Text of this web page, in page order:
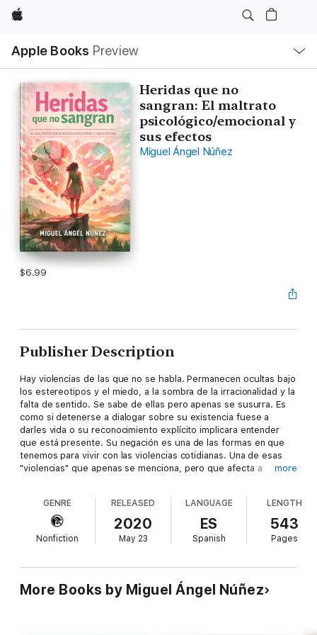
Apple
Apple Books Preview
Nav
Open
Menu
Heridas que no
sangran: El maltrato
psicológico/emocional y
sus efectos
Miguel Ángel Núñez
$6.99
Publisher Description
Hay violencias de las que no se habla. Permanecen ocultas bajo
los estereotipos y el miedo, a la sombra de la irracionalidad y la
falta de sentido. Se sabe de ellas pero apenas se susurra. Es
como si detenerse a dialogar sobre su existencia fuese a
darles vida o su reconocimiento explícito implicara entender
que está presente. Su negación es una de las formas en que
tenemos para vivir con las violencias cotidianas. Una de esas
"violencias" que apenas se menciona, pero que afecta a
cuyas huellas emocionales y daños en la personalidad
permanecen para el resto de la vida.
Millones de personas la padecen. No hace diferencia de edad ni
la vida no vale la pena de ser vivida y anhela que todo se
acabe. En cada jornada hay al menos alguien que ya no quiere
seguir luchando con esa violencia que está allí encerrada entre
more
GENRE
Nonfiction
RELEASED
2020
May 23
LANGUAGE
ES
Spanish
LENGTH
543
Pages
More Books by Miguel Ángel Núñez